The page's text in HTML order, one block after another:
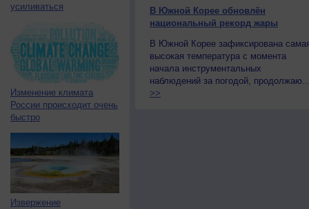
усиливаться
Изменение климата
России происходит очень
быстро
Извержение
В Южной Корее обновлён
национальный рекорд жары
В Южной Корее зафиксирована
высокая температура с момента
начала инструментальных
наблюдений за погодой,
>>